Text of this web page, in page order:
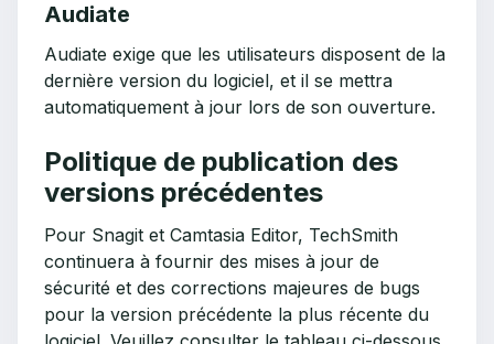
Audiate
Audiate exige que les utilisateurs disposent de la
dernière version du logiciel, et il se mettra
automatiquement à jour lors de son ouverture.
Politique de publication des
versions précédentes
Pour Snagit et Camtasia Editor, TechSmith
continuera à fournir des mises à jour de
sécurité et des corrections majeures de bugs
pour la version précédente la plus récente du